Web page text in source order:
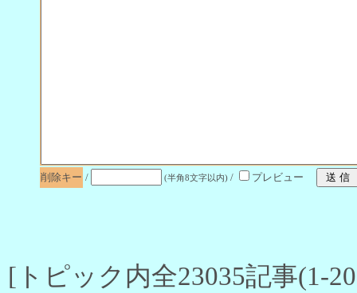
削除キー / (半角8文字以内) / プレビュー
[トピック内全23035記事(1-